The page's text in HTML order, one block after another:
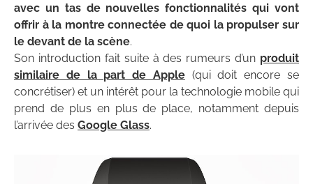
avec un tas de nouvelles fonctionnalités qui vont
offrir à la montre connectée de quoi la propulser sur
le devant de la scène.
Son introduction fait suite à des rumeurs d’un produit
similaire de la part de Apple(qui doit encore se
concrétiser) et un intérêt pour la technologie mobile qui
prend de plus en plus de place, notamment depuis
l’arrivée des Google Glass.